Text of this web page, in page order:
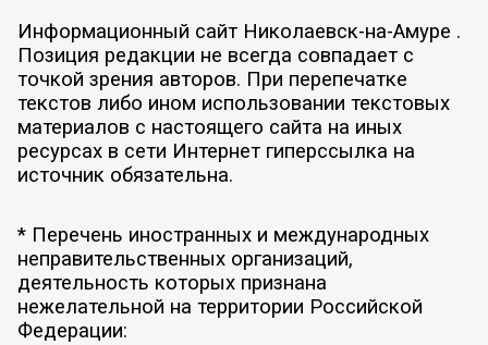
Информационный сайт Николаевск-на-Амуре .
Позиция редакции не всегда совпадает с
точкой зрения авторов. При перепечатке
текстов либо ином использовании текстовых
материалов с настоящего сайта на иных
ресурсах в сети Интернет гиперссылка на
источник обязательна.
* Перечень иностранных и международных
неправительственных организаций,
деятельность которых признана
нежелательной на территории Российской
Федерации: